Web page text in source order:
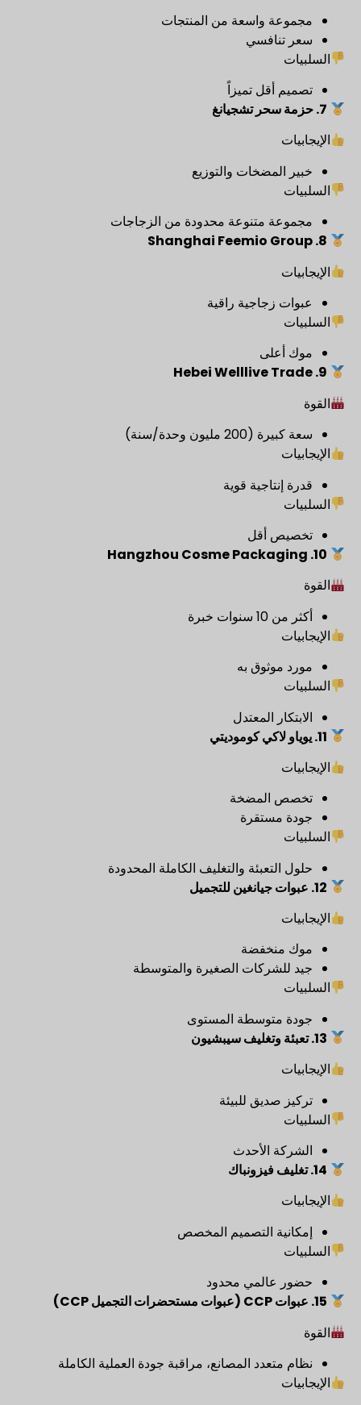
مجموعة واسعة من المنتجات
سعر تنافسي
السلبيات
تصميم أقل تميزاً
7. حزمة سحر تشجيانغ
الإيجابيات
خبير المضخات والتوزيع
السلبيات
مجموعة متنوعة محدودة من الزجاجات
8. Shanghai Feemio Group
الإيجابيات
عبوات زجاجية راقية
السلبيات
موك أعلى
9. Hebei Welllive Trade
القوة
سعة كبيرة (200 مليون وحدة/سنة)
الإيجابيات
قدرة إنتاجية قوية
السلبيات
تخصيص أقل
10. Hangzhou Cosme Packaging
القوة
أكثر من 10 سنوات خبرة
الإيجابيات
مورد موثوق به
السلبيات
الابتكار المعتدل
11. يوياو لاكي كوموديتي
الإيجابيات
تخصص المضخة
جودة مستقرة
السلبيات
حلول التعبئة والتغليف الكاملة المحدودة
12. عبوات جيانغين للتجميل
الإيجابيات
موك منخفضة
جيد للشركات الصغيرة والمتوسطة
السلبيات
جودة متوسطة المستوى
13. تعبئة وتغليف سيبشيون
الإيجابيات
تركيز صديق للبيئة
السلبيات
الشركة الأحدث
14. تغليف فيزونباك
الإيجابيات
إمكانية التصميم المخصص
السلبيات
حضور عالمي محدود
15. عبوات CCP (عبوات مستحضرات التجميل CCP)
القوة
نظام متعدد المصانع، مراقبة جودة العملية الكاملة
الإيجابيات